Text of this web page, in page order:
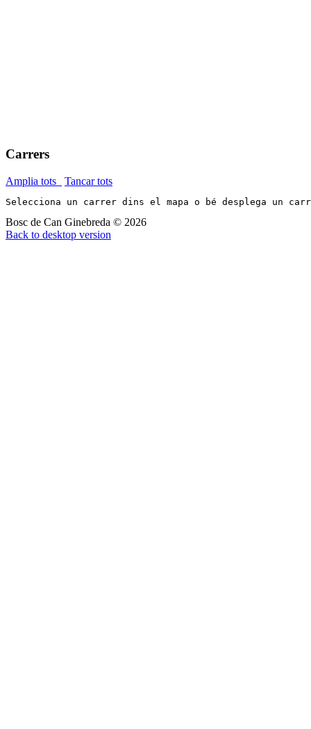
Carrers
Amplia tots Tancar tots
Selecciona un carrer dins el mapa o bé desplega un
Bosc de Can Ginebreda © 2026
Back to desktop version